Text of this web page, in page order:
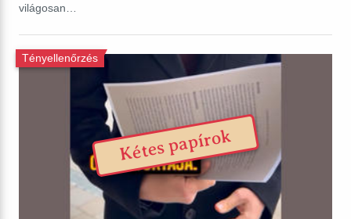
világosan…
Tényellenőrzés
Kétes papírok